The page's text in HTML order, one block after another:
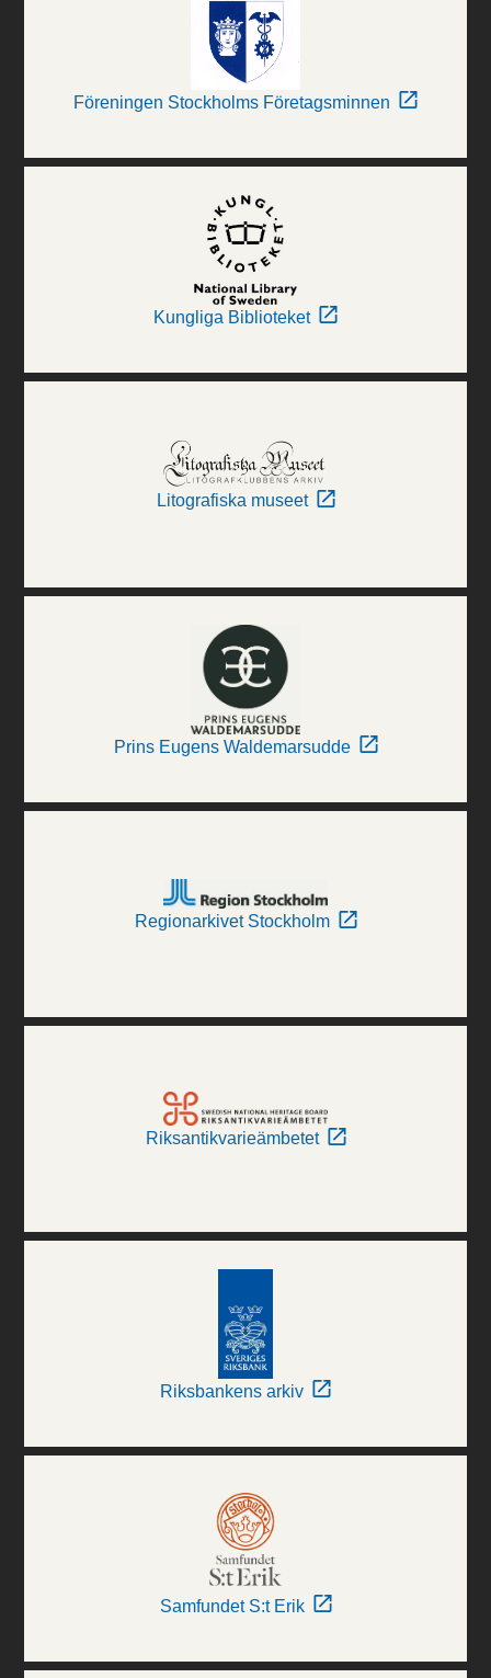
Föreningen Stockholms Företagsminnen
Kungliga Biblioteket
Litografiska museet
Prins Eugens Waldemarsudde
Regionarkivet Stockholm
Riksantikvarieämbetet
Riksbankens arkiv
Samfundet S:t Erik